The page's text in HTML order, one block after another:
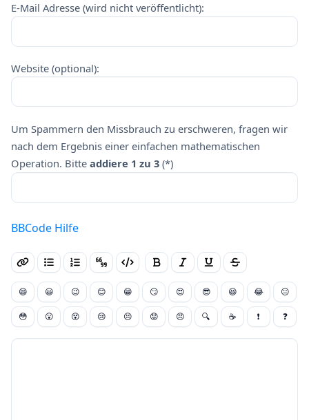
E-Mail Adresse (wird nicht veröffentlicht):
Website (optional):
Um Spammern den Missbrauch zu erschweren, fragen wir
nach dem Ergebnis einer einfachen mathematischen
Operation. Bitte addiere 1 zu 3 (*)
BBCode Hilfe
😄 😃 😉 😊 😁 😏 😍 😎 😆 😂 😐
😳 😮 😵 😢 😣 😟 😠 🔍 ☕ ❗ ❓